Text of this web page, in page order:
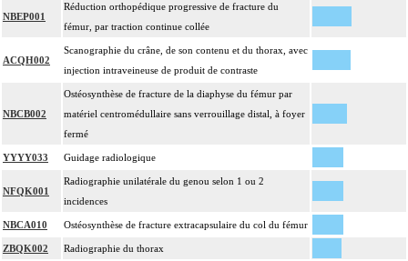
NBEP001
Réduction orthopédique progressive de fracture du
fémur, par traction continue collée
ACQH002
Scanographie du crâne, de son contenu et du thorax, avec
injection intraveineuse de produit de contraste
NBCB002
Ostéosynthèse de fracture de la diaphyse du fémur par
matériel centromédullaire sans verrouillage distal, à foyer
fermé
YYYY033 Guidage radiologique
NFQK001
Radiographie unilatérale du genou selon 1 ou 2
incidences
NBCA010 Ostéosynthèse de fracture extracapsulaire du col du fémur
ZBQK002 Radiographie du thorax